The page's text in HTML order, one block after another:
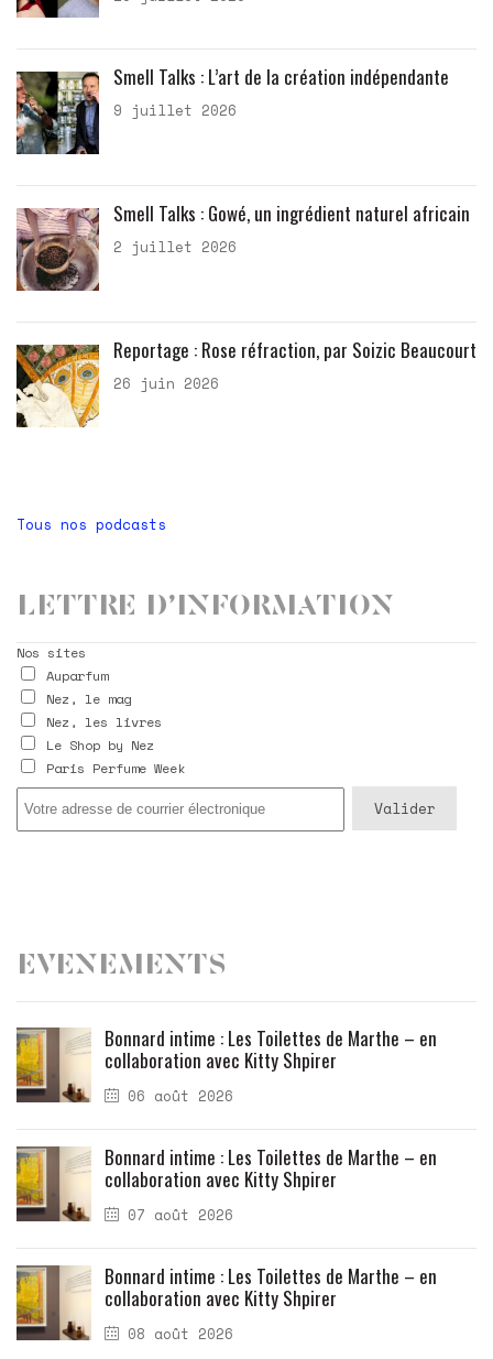
Smell Talks : L’art de la création indépendante
9 juillet 2026
Smell Talks : Gowé, un ingrédient naturel africain
2 juillet 2026
Reportage : Rose réfraction, par Soizic Beaucourt
26 juin 2026
Tous nos podcasts
Lettre d’information
Nos sites
Auparfum
Nez, le mag
Nez, les livres
Le Shop by Nez
Paris Perfume Week
Evenements
06 août 2026
Bonnard intime : Les Toilettes de Marthe – en
collaboration avec Kitty Shpirer
07 août 2026
Bonnard intime : Les Toilettes de Marthe – en
collaboration avec Kitty Shpirer
08 août 2026
Bonnard intime : Les Toilettes de Marthe – en
collaboration avec Kitty Shpirer